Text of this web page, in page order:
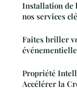
Installation de
nos services
Faites briller
événementielle
Propriété
Accélérer la